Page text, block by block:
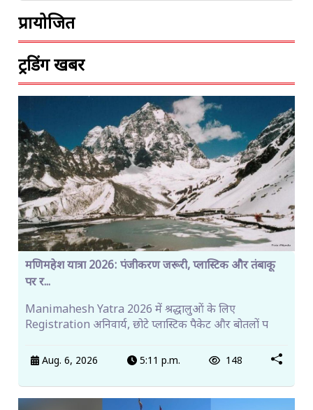
प्रायोजित
ट्रेंडिंग खबरें
मणिमहेश यात्रा 2026: पंजीकरण जरूरी, प्लास्टिक और तंबाकू
पर र...
Manimahesh Yatra 2026 में श्रद्धालुओं के लिए
Registration अनिवार्य, छोटे प्लास्टिक पैकेट और बोतलों प
Aug. 6, 2026 5:11 p.m. 148